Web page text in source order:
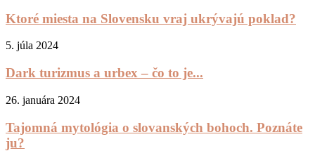
Ktoré miesta na Slovensku vraj ukrývajú poklad?
5. júla 2024
Dark turizmus a urbex – čo to je...
26. januára 2024
Tajomná mytológia o slovanských bohoch. Poznáte
ju?